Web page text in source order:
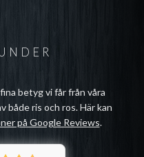
betyg vi får från våra
både ris och ros. Här kan
på Google Reviews.